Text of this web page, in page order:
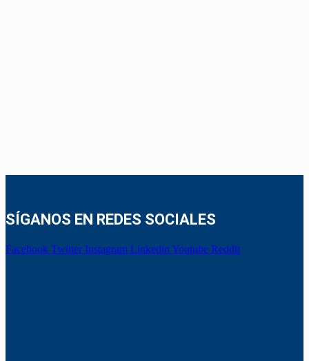
SÍGANOS EN REDES SOCIALES
Facebook Twitter Instagram Linkedin Youtube Reddit